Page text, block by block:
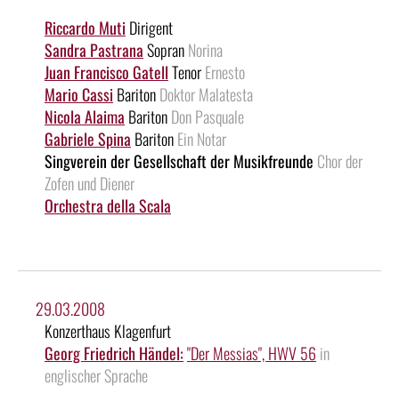
Riccardo Muti Dirigent
Sandra PastranaSopranNorina
Juan Francisco GatellTenorErnesto
Mario Cassi BaritonDoktor Malatesta
Nicola Alaima BaritonDon Pasquale
Gabriele Spina BaritonEin Notar
Singverein der Gesellschaft der Musikfreunde Chor der
Zofen und Diener
Orchestra della Scala
29.03.2008
Konzerthaus Klagenfurt
Georg Friedrich Händel:"Der Messias", HWV 56 in
englischer Sprache